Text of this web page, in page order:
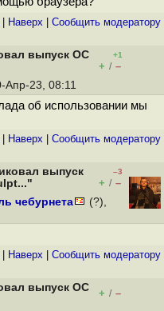
| Наверх Cообщить модератору
выпуск ОС
+1
+ / –
Апр-23, 08:11
об использовании мы
| Наверх Cообщить модератору
выпуск
–3
+ / –
чебурнета
(?),
| Наверх Cообщить модератору
выпуск ОС
+ / –